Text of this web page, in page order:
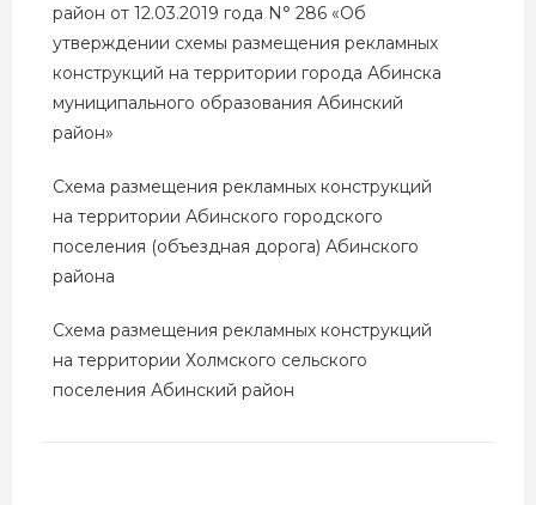
район от 12.03.2019 года N° 286 «Об
утверждении схемы размещения рекламных
конструкций на территории города Абинска
муниципального образования Абинский
район»
Схема размещения рекламных конструкций
на территории Абинского городского
поселения (объездная дорога) Абинского
района
Схема размещения рекламных конструкций
на территории Холмского сельского
поселения Абинский район